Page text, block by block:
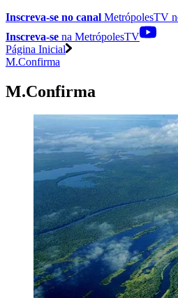
Inscreva-se no canal MetrópolesTV
Inscreva-se na MetrópolesTV
Página Inicial
M.Confirma
M.Confirma